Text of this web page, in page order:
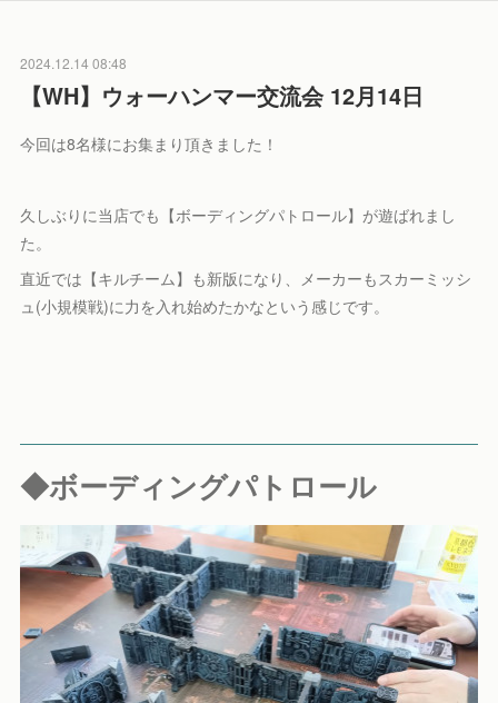
2024.12.14 08:48
【WH】ウォーハンマー交流会 12月14日
今回は8名様にお集まり頂きました！
久しぶりに当店でも【ボーディングパトロール】が遊ばれまし
た。
直近では【キルチーム】も新版になり、メーカーもスカーミッシ
ュ(小規模戦)に力を入れ始めたかなという感じです。
◆ボーディングパトロール